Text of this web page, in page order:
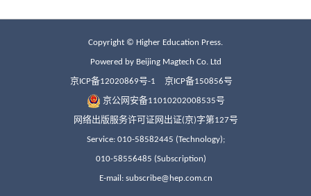
Copyright © Higher Education Press.
Powered by Beijing Magtech Co. Ltd
京ICP备12020869号-1 京ICP备150856号
京公网安备11010202008535号
网络出版服务许可证网出证(京)字第127号
Service: 010-58582445 (Technology);
010-58556485 (Subscription)
E-mail: subscribe@hep.com.cn